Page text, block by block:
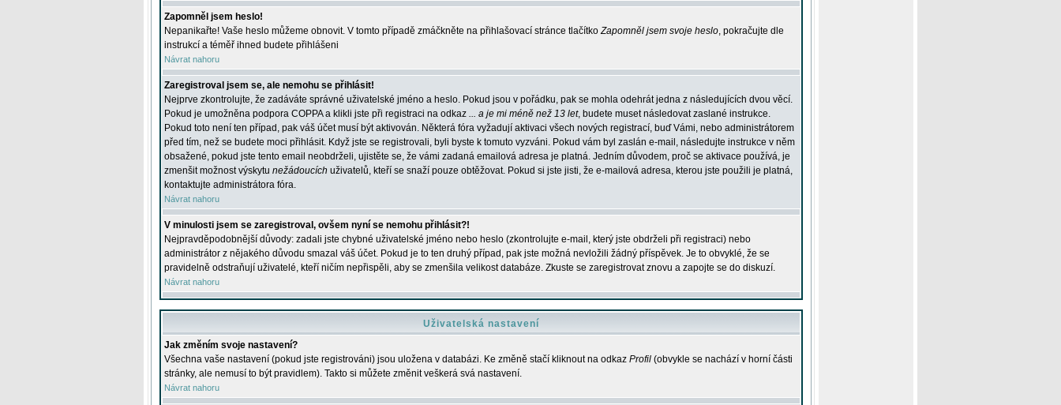
Zapomněl jsem heslo!
Nepanikařte! Vaše heslo můžeme obnovit. V tomto případě zmáčkněte na přihlašovací stránce tlačítkoZapomněl jsem svoje heslo, pokračujte dle
instrukcí a téměř ihned budete přihlášeni
Návrat nahoru
Zaregistroval jsem se, ale nemohu se přihlásit!
Nejprve zkontrolujte, že zadáváte správné uživatelské jméno a heslo. Pokud jsou v pořádku, pak se mohla odehrát jedna z následujících dvou věcí.
Pokud je umožněna podpora COPPA a klikli jste při registraci na odkaz ... a je mi méně než 13 let, budete muset následovat zaslané instrukce.
Pokud toto není ten případ, pak váš účet musí být aktivován. Některá fóra vyžadují aktivaci všech nových registrací, buď Vámi, nebo administrátorem
před tím, než se budete moci přihlásit. Když jste se registrovali, byli byste k tomuto vyzváni. Pokud vám byl zaslán e-mail, následujte instrukce v něm
obsažené, pokud jste tento email neobdrželi, ujistěte se, že vámi zadaná emailová adresa je platná. Jedním důvodem, proč se aktivace používá, je
zmenšit možnost výskytu nežádoucích uživatelů, kteří se snaží pouze obtěžovat. Pokud si jste jisti, že e-mailová adresa, kterou jste použili je platná,
kontaktujte administrátora fóra.
Návrat nahoru
V minulosti jsem se zaregistroval, ovšem nyní se nemohu přihlásit?!
Nejpravděpodobnější důvody: zadali jste chybné uživatelské jméno nebo heslo (zkontrolujte e-mail, který jste obdrželi při registraci) nebo
administrátor z nějakého důvodu smazal váš účet. Pokud je to ten druhý případ, pak jste možná nevložili žádný příspěvek. Je to obvyklé, že se
pravidelně odstraňují uživatelé, kteří ničím nepřispěli, aby se zmenšila velikost databáze. Zkuste se zaregistrovat znovu a zapojte se do diskuzí.
Návrat nahoru
Uživatelská nastavení
Jak změním svoje nastavení?
Všechna vaše nastavení (pokud jste registrováni) jsou uložena v databázi. Ke změně stačí kliknout na odkaz Profil (obvykle se nachází v horní části
stránky, ale nemusí to být pravidlem). Takto si můžete změnit veškerá svá nastavení.
Návrat nahoru